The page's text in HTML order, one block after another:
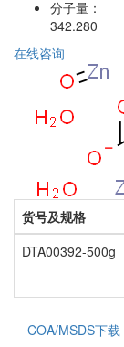
分子量：
342.280
在线咨询
货号及规格
DTA00392-500g
COA/MSDS下载